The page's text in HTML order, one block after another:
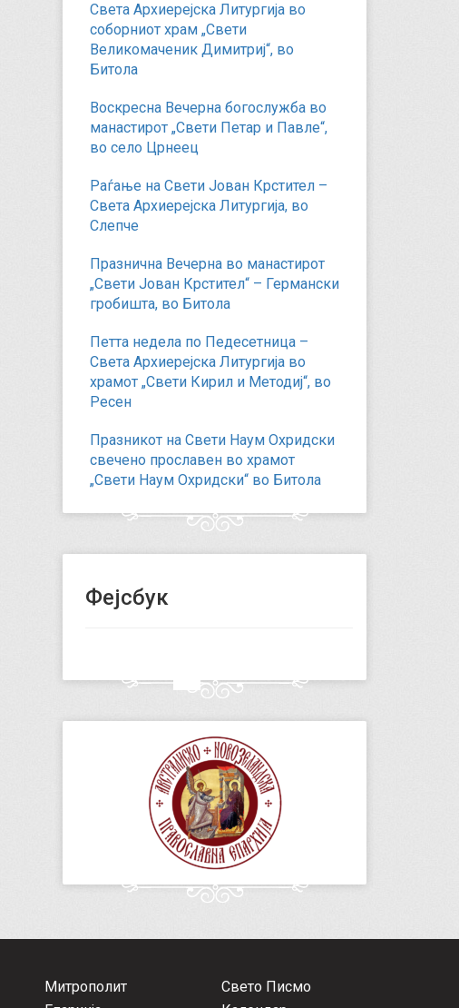
Света Архиерејска Литургија во
соборниот храм „Свети
Великомаченик Димитриј“, во
Битола
Воскресна Вечерна богослужба во
манастирот „Свети Петар и Павле“,
во село Црнеец
Раѓање на Свети Јован Крстител –
Света Архиерејска Литургија, во
Слепче
Празнична Вечерна во манастирот
„Свети Јован Крстител“ – Германски
гробишта, во Битола
Петта недела по Педесетница –
Света Архиерејска Литургија во
храмот „Свети Кирил и Методиј“, во
Ресен
Празникот на Свети Наум Охридски
свечено прославен во храмот
„Свети Наум Охридски“ во Битола
Фејсбук
Митрополит
Свето Писмо